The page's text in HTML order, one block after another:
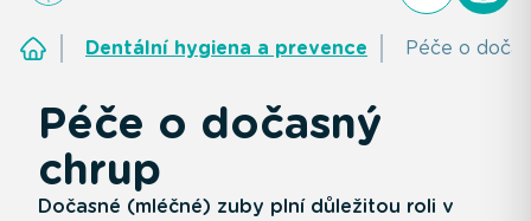
Dentální hygiena a prevence Péče o
Péče o dočasný
chrup
Dočasné (mléčné) zuby plní důležitou roli v